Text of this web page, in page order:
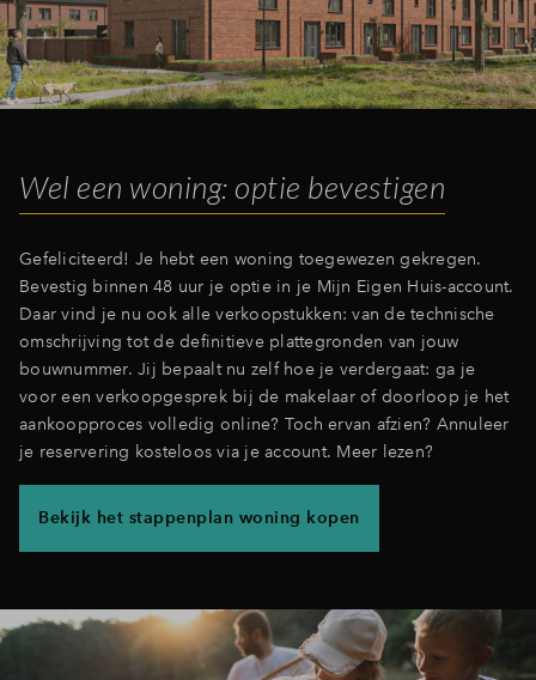
Inloggen
Wel een woning: optie bevestigen
Gefeliciteerd! Je hebt een woning toegewezen gekregen.
Bevestig binnen 48 uur je optie in je Mijn Eigen Huis-account.
Daar vind je nu ook alle verkoopstukken: van de technische
omschrijving tot de definitieve plattegronden van jouw
bouwnummer. Jij bepaalt nu zelf hoe je verdergaat: ga je
voor een verkoopgesprek bij de makelaar of doorloop je het
aankoopproces volledig online? Toch ervan afzien? Annuleer
je reservering kosteloos via je account. Meer lezen?
Bekijk het stappenplan woning kopen